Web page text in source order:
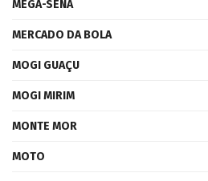
MEGA-SENA
MERCADO DA BOLA
MOGI GUAÇU
MOGI MIRIM
MONTE MOR
MOTO